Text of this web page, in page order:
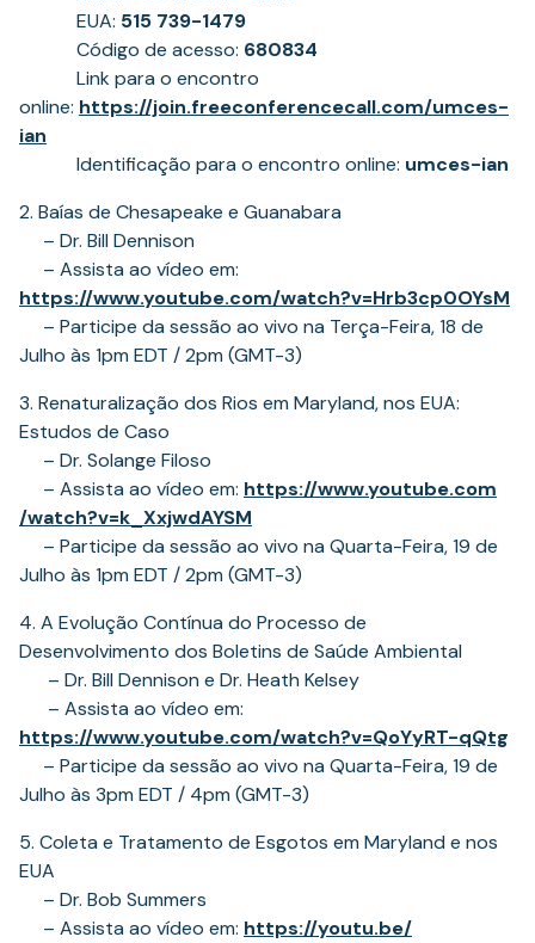
EUA: 515 739-1479
Código de acesso: 680834
Link para o encontro
online: https://join.freeconferencecall.com/umces-
ian
new
tab)
Identificação para o encontro online: umces-ian
2. Baías de Chesapeake e Guanabara
– Dr. Bill Dennison
– Assista ao vídeo em:
https://www.youtube.com/watch?v=Hrb3cp0OYsM
– Participe da sessão ao vivo na Terça-Feira, 18 de
Julho às 1pm EDT / 2pm (GMT-3)
3. Renaturalização dos Rios em Maryland, nos EUA:
Estudos de Caso
– Dr. Solange Filoso
– Assista ao vídeo em: https://www.youtube.com
/watch?v=k_XxjwdAYSM
in
a
tab)
– Participe da sessão ao vivo na Quarta-Feira, 19 de
Julho às 1pm EDT / 2pm (GMT-3)
4. A Evolução Contínua do Processo de
Desenvolvimento dos Boletins de Saúde Ambiental
– Dr. Bill Dennison e Dr. Heath Kelsey
– Assista ao vídeo em:
https://www.youtube.com/watch?v=QoYyRT-qQtg
– Participe da sessão ao vivo na Quarta-Feira, 19 de
Julho às 3pm EDT / 4pm (GMT-3)
5. Coleta e Tratamento de Esgotos em Maryland e nos
EUA
– Dr. Bob Summers
– Assista ao vídeo em: https://youtu.be/